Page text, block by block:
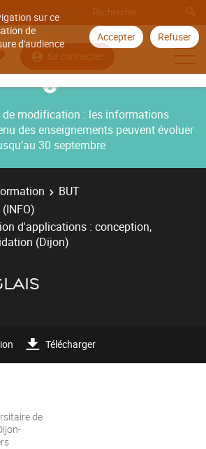
sur ce
de
d'audience
Accepter Refuser
Se connecter
de modification : les informations
des enseignements peuvent évoluer
30 septembre
BUT
d'applications : conception,
(Dijon)
Télécharger
de